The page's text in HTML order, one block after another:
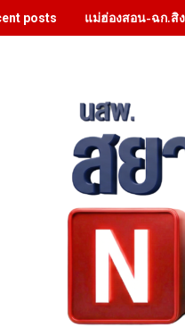
posts แม่ฮ่องสอน-ฉก.สิ